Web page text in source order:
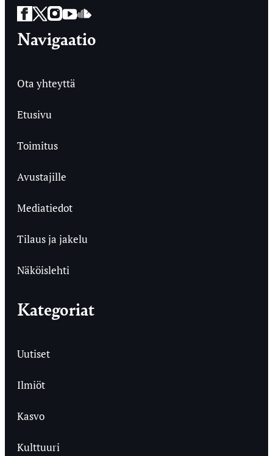
Facebook
Twitter
Instagram
YouTube
SoundCloud
Navigaatio
Ota yhteyttä
Etusivu
Toimitus
Avustajille
Mediatiedot
Tilaus ja jakelu
Näköislehti
Kategoriat
Uutiset
Ilmiöt
Kasvo
Kulttuuri